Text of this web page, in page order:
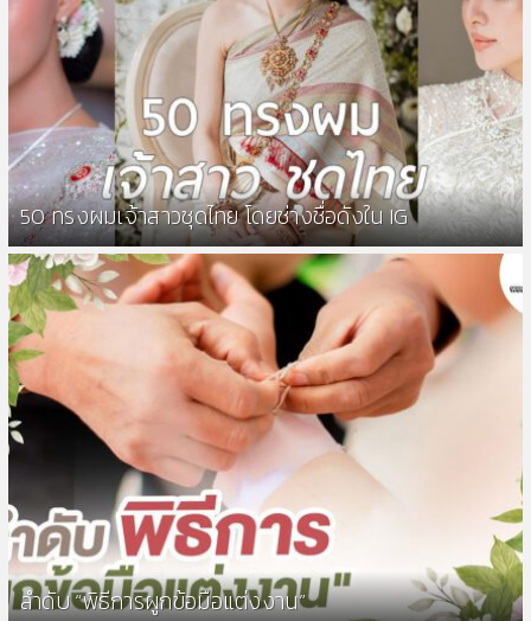
50 ทรงผมเจ้าสาวชุดไทย โดยช่างชื่อดังใน IG
ลำดับ “พิธีการผูกข้อมือแต่งงาน”